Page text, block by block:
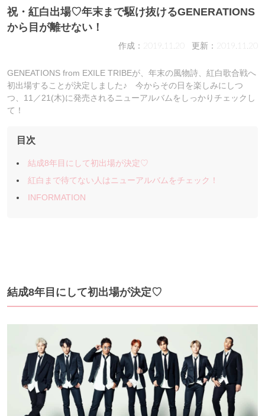
祝・紅白出場♡年末まで駆け抜けるGENERATIONS
から目が離せない！
作成：2019.11.20 更新：2019.11.20
GENEATIONS from EXILE TRIBEが、年末の風物詩、紅白歌合戦へ
初出場することが決定しました♪ 今からその日を楽しみにしつ
つ、11／21(木)に発売されるニューアルバムをしっかりチェックし
て！
目次
結成8年目にして初出場が決定♡
紅白まで待てない人はニューアルバムをチェック！
INFORMATION
結成8年目にして初出場が決定♡